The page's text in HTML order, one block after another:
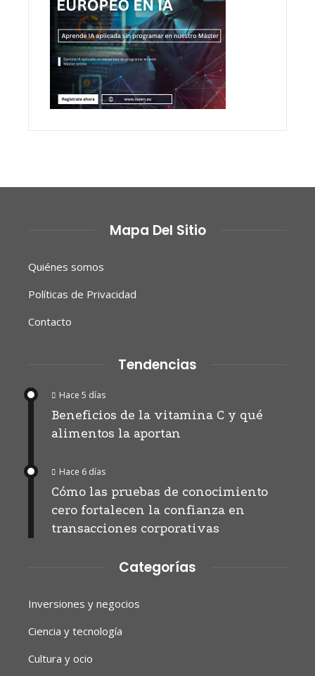
Mapa Del Sitio
Quiénes somos
Políticas de Privacidad
Contacto
Tendencias
Hace 5 días
Beneficios de la vitamina C y qué
alimentos la aportan
Hace 6 días
Cómo las pruebas de conocimiento
cero fortalecen la confianza en
transacciones corporativas
Categorías
Inversiones y negocios
Ciencia y tecnología
Cultura y ocio